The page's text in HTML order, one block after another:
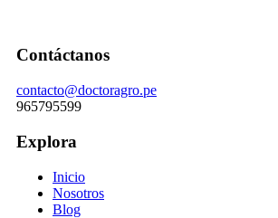
Contáctanos
contacto@doctoragro.pe
965795599
Explora
Inicio
Nosotros
Blog